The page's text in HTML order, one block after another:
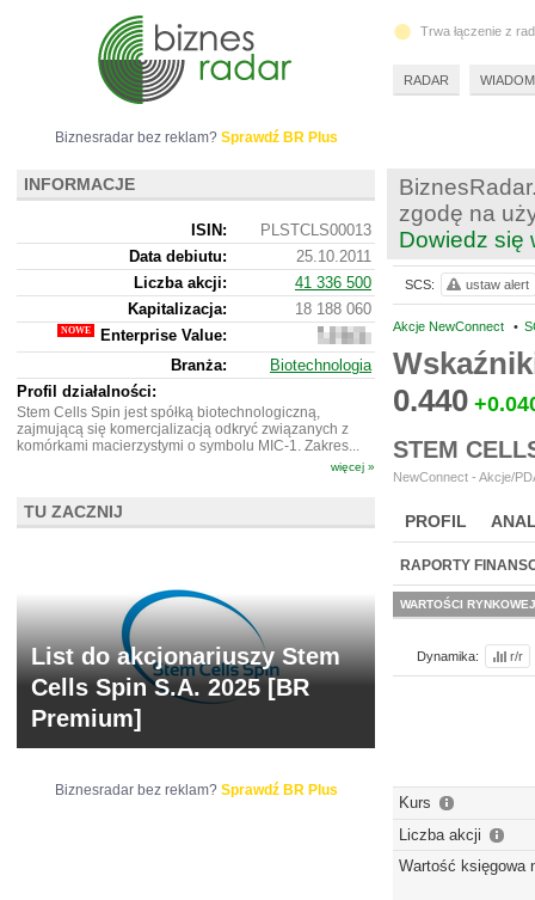
zgodę na
Dowiedz się
Akcje NewConnect •
0.440
STEM
NewConnect - Akcje/
PROFIL
BR LAB
RAPORTY
WARTOŚCI RYNKOWEJ
Dynamika: r/r
Kurs
Liczba akcji
Wartość księgowa
SCS: ustaw alert
Biznesradar bez reklam? Sprawdź BR Plus
INFORMACJE
ISIN:
PLSTCLS00013
Data debiutu:
25.10.2011
Liczba akcji:
41 336 500
Kapitalizacja:
18 188 060
Enterprise Value:
18
328
060
Branża:
Biotechnologia
Profil działalności:
Stem Cells Spin jest spółką biotechnologiczną,
zajmującą się komercjalizacją odkryć związanych z
komórkami macierzystymi o symbolu MIC-1. Zakres...
więcej »
TU ZACZNIJ
List do akcjonariuszy Stem
Cells Spin S.A. 2025 [BR
Premium]
Biznesradar bez reklam? Sprawdź BR Plus
Trwa łączenie z
RADAR